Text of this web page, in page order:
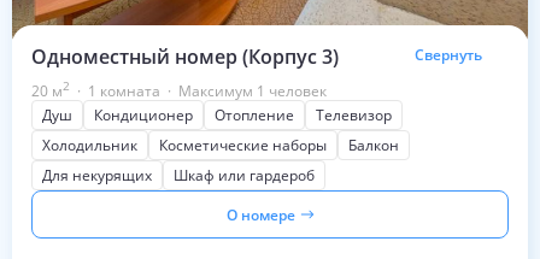
Одноместный номер (Корпус 3)
Свернуть
20 м2 · 1 комната · Максимум 1 человек
Душ
Кондиционер Отопление
Телевизор
Холодильник
Косметические наборы
Балкон
Для некурящих
Шкаф или гардероб
О номере